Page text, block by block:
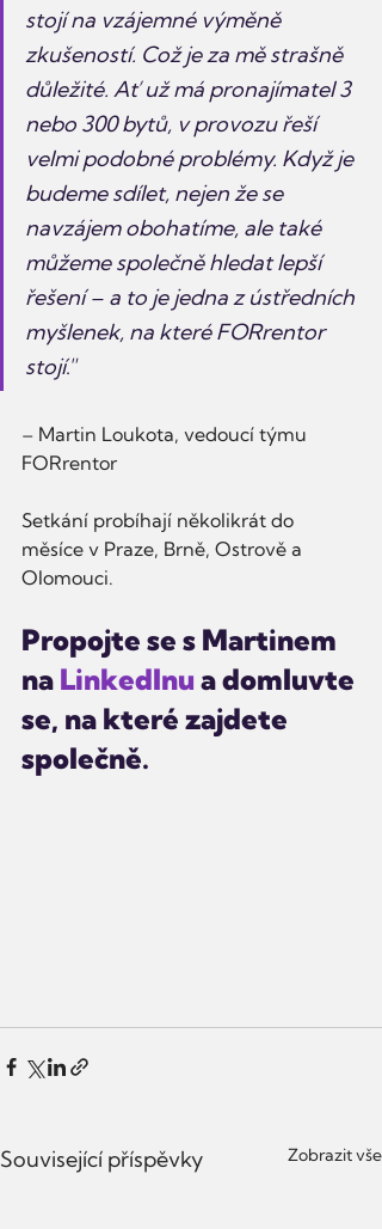
stojí na vzájemné výměně
zkušeností. Což je za mě strašně
důležité. Ať už má pronajímatel 3
nebo 300 bytů, v provozu řeší
velmi podobné problémy. Když je
budeme sdílet, nejen že se
navzájem obohatíme, ale také
můžeme společně hledat lepší
řešení – a to je jedna z ústředních
myšlenek, na které FORrentor
stojí.”
– Martin Loukota, vedoucí týmu
FORrentor
Setkání probíhají několikrát do
měsíce v Praze, Brně, Ostrově a
Olomouci.
Propojte se s Martinem
na LinkedInu a domluvte
se, na které zajdete
společně.
Související příspěvky Zobrazit vše